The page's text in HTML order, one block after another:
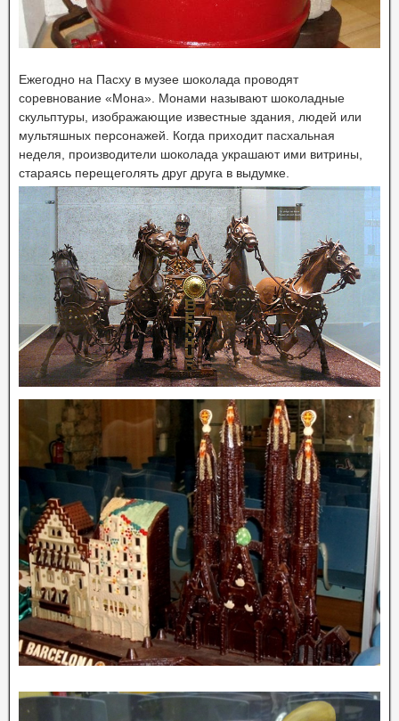
Ежегодно на Пасху в музее шоколада проводят
соревнование «Мона». Монами называют шоколадные
скульптуры, изображающие известные здания, людей или
мультяшных персонажей. Когда приходит пасхальная
неделя, производители шоколада украшают ими витрины,
стараясь перещеголять друг друга в выдумке.